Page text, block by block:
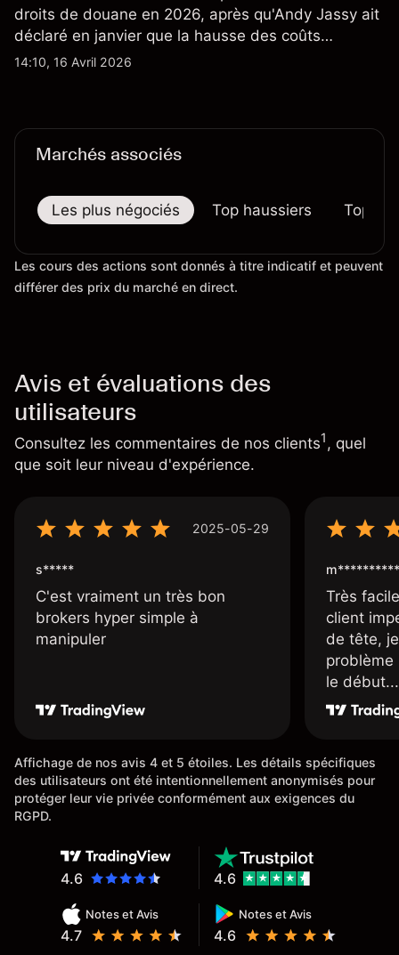
droits de douane en 2026, après qu'Andy Jassy ait
déclaré en janvier que la hausse des coûts
d'importation commençait à se répercuter sur
14:10, 16 Avril 2026
Marchés associés
Les plus négociés Top haussiers Top
Les cours des actions sont donnés à titre indicatif et peuvent
différer des prix du marché en direct.
Avis et évaluations des
utilisateurs
Consultez les commentaires de nos clients1, quel
que soit leur niveau d'expérience.
2025-05-29
s*****
C'est vraiment un très bon
brokers hyper simple à
manipuler
m**********
Très
client
de tête,
problème
le début...
Affichage de nos avis 4 et 5 étoiles. Les détails spécifiques
des utilisateurs ont été intentionnellement anonymisés pour
protéger leur vie privée conformément aux exigences du
RGPD.
4.6
Notes et Avis
4.7
Notes et Avis
4.6
4.6